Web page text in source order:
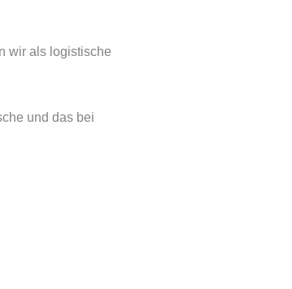
wir als logistische
und das bei